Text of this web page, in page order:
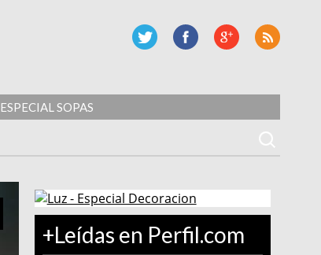
ESPECIAL SOPAS
+Leídas en Perfil.com